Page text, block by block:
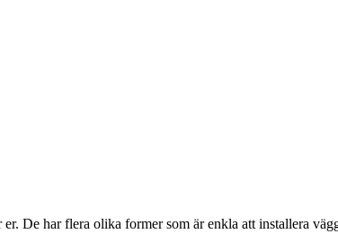
De har flera olika former som är enkla att installera